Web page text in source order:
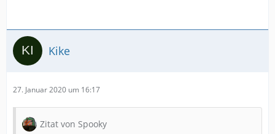
Kike
27. Januar 2020 um 16:17
Zitat von Spooky